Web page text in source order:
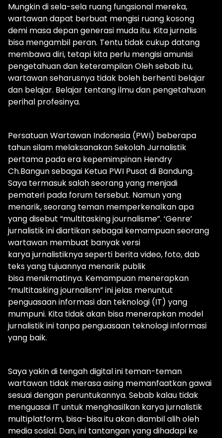
Mungkin di sela-sela ruang fungsional mereka,
wartawan dapat berbuat mengisi ruang kosong
demi masa depan generasi muda itu. Kita jurnalis
bisa mengambil peran. Tentu tidak cukup datang
membawa diri, tetapi kita perlu mengisi amunisi
pengetahuan dan keterampilan Oleh sebab itu,
wartawan seharusnya tidak boleh berhenti belajar
dan belajar. Belajar tentang ilmu dan pengetahuan
perihal profesinya.
Persatuan Wartawan Indonesia (PWI) beberapa
tahun silam melaksanakan Sekolah Jurnalistik
pertama pada era kepemimpinan Hendry
Ch.Bangun sebagai Ketua PWI Pusat di Bandung.
Saya termasuk salah seorang yang menjadi
pemateri pada forum tersebut. Namun yang
menarik, seorang teman memperkenalkan apa
yang disebut “multitasking journalisme”. ‘Genre’
jurnalistik ini diartikan sebagai kemampuan seorang
wartawan membuat banyak versi
karya jurnalistiknya seperti berita video, foto, dab
teks yang tujuannya menarik publik
bisa menikmatinya. Kemampuan menerapkan
“multitasking journalism” ini jelas menuntut
penguasaan informasi dan teknologi (IT) yang
mumpuni. Kita tidak akan bisa menerapkan model
jurnalistik ini tanpa penguasaan teknologi informasi
yang baik.
Saya yakin di tengah digital ini teman-teman
wartawan tidak merasa asing memanfaatkan gawai
sesuai dengan peruntukannya. Sebab kalau tidak
menguasai IT untuk menghasilkan karya jurnalistik
multiplatform, bisa-bisa itu akan diambil alih oleh
media sosial. Dan, ini tantangan yang dihadapi ke